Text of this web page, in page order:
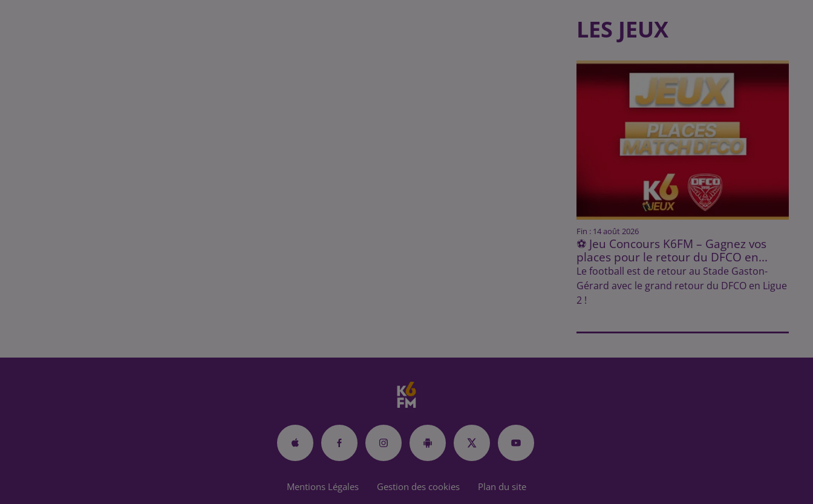
LES JEUX
Fin : 14 août 2026
⚽ Jeu Concours K6FM – Gagnez vos
places pour le retour du DFCO en...
Le football est de retour au Stade Gaston-
Gérard avec le grand retour du DFCO en Ligue
2 !
Mentions Légales Gestion des cookies Plan du site